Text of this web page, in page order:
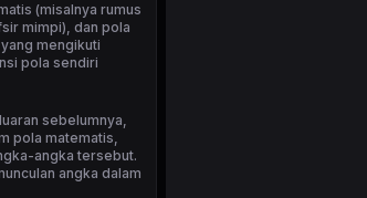
(misalnya rumus
mimpi), dan pola
mengikuti
pola sendiri
sebelumnya,
pola matematis,
angka tersebut.
angka dalam